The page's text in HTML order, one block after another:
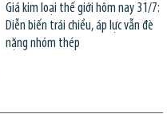
Giá kim loại thế giới hôm nay 31/7:
Diễn biến trái chiều, áp lực vẫn đè
nặng nhóm thép